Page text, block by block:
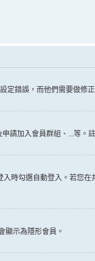
定錯誤，而他們需要做修正
請加入會員群組、...等。
時勾選自動登入。若您
顯示為隱形會員。